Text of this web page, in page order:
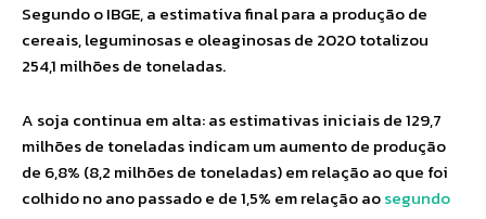
Segundo o IBGE, a estimativa final para a produção de
cereais, leguminosas e oleaginosas de 2020 totalizou
254,1 milhões de toneladas.
A soja continua em alta: as estimativas iniciais de 129,7
milhões de toneladas indicam um aumento de produção
de 6,8% (8,2 milhões de toneladas) em relação ao que foi
colhido no ano passado e de 1,5% em relação aosegundo